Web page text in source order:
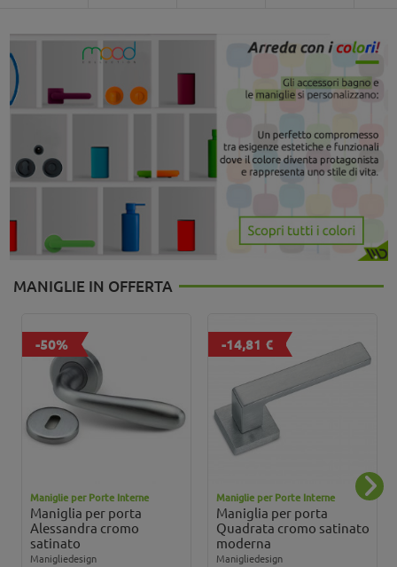
MANIGLIE IN OFFERTA
-50%
Maniglie per Porte Interne
Maniglia per porta
Alessandra cromo
satinato
Manigliedesign
-14,81 €
Maniglie per Porte Interne
Maniglia per porta
Quadrata cromo satinato
moderna
Manigliedesign